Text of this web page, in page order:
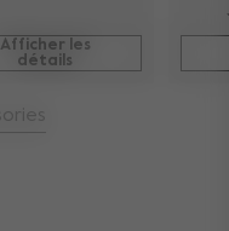
Afficher les
détails